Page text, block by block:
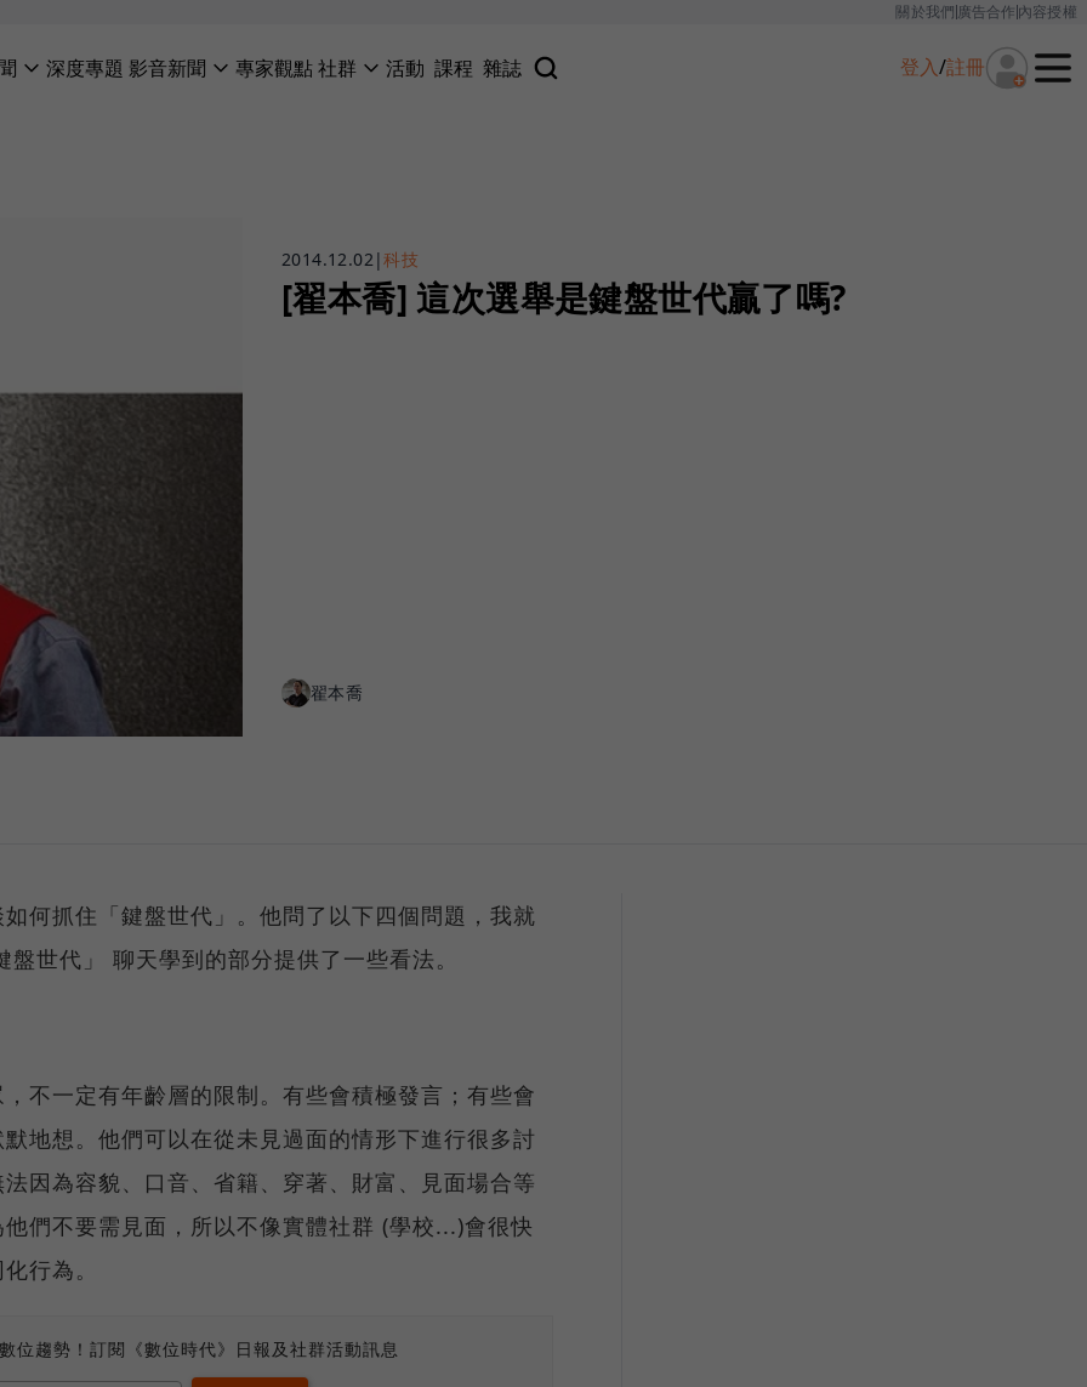
關於我們廣告合作內容授權
深度專題 影音新聞 專家觀點社群 活動 課程 雜誌 登入/註冊
2014.12.02|科技
[翟本喬] 這次選舉是鍵盤世代贏了嗎?
翟本喬
何抓住「鍵盤世代」。他問了以下四個問題，我就
世代」 聊天學到的部分提供了一些看法。
不一定有年齡層的限制。有些會積極發言；有些會
地想。他們可以在從未見過面的情形下進行很多討
因為容貌、口音、省籍、穿著、財富、見面場合等
們不要需見面，所以不像實體社群 (學校...)會很快
行為。
位趨勢！訂閱《數位時代》日報及社群活動訊息